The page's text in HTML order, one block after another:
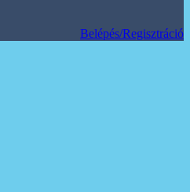
Belépés/Regisztráció